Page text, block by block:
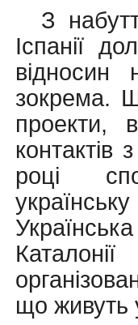
З
Іспанії
відносин
зокрема.
проекти,
контактів
році
що живуть